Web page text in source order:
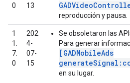
0
13
reproducción y pausa.
1
1.
7.
0
202
4-
07-
15
Se obsoletaron las
Para generar
[GADMobileAds
en su lugar.